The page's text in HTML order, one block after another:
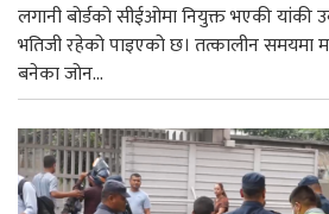
लगानी बोर्डको सीईओमा नियुक्त भएकी
भतिजी रहेको पाइएको छ। तत्कालीन समयमा
बनेका जोन...